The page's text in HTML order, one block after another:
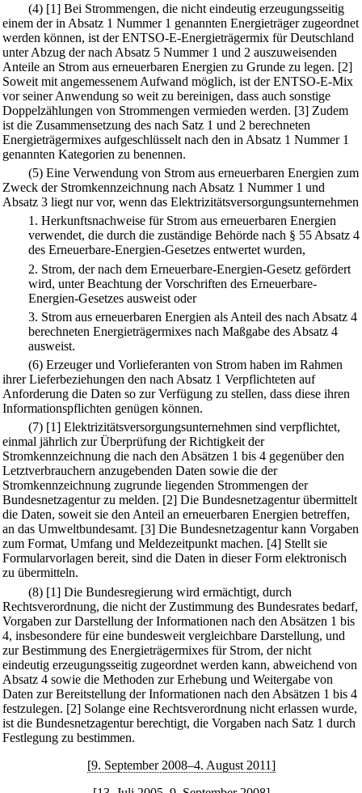
(4) [1] Bei Strommengen, die nicht eindeutig erzeugungsseitig
einem der in Absatz 1 Nummer 1 genannten Energieträger zugeordnet
werden können, ist der ENTSO-E-Energieträgermix für Deutschland
unter Abzug der nach Absatz 5 Nummer 1 und 2 auszuweisenden
Anteile an Strom aus erneuerbaren Energien zu Grunde zu legen. [2]
Soweit mit angemessenem Aufwand möglich, ist der ENTSO-E-Mix
vor seiner Anwendung so weit zu bereinigen, dass auch sonstige
Doppelzählungen von Strommengen vermieden werden. [3] Zudem
ist die Zusammensetzung des nach Satz 1 und 2 berechneten
Energieträgermixes aufgeschlüsselt nach den in Absatz 1 Nummer 1
genannten Kategorien zu benennen.
(5) Eine Verwendung von Strom aus erneuerbaren Energien zum
Zweck der Stromkennzeichnung nach Absatz 1 Nummer 1 und
Absatz 3 liegt nur vor, wenn das Elektrizitätsversorgungsunternehmen
1. Herkunftsnachweise für Strom aus erneuerbaren Energien
verwendet, die durch die zuständige Behörde nach § 55 Absatz 4
des Erneuerbare-Energien-Gesetzes entwertet wurden,
2. Strom, der nach dem Erneuerbare-Energien-Gesetz gefördert
wird, unter Beachtung der Vorschriften des Erneuerbare-
Energien-Gesetzes ausweist oder
3. Strom aus erneuerbaren Energien als Anteil des nach Absatz 4
berechneten Energieträgermixes nach Maßgabe des Absatz 4
ausweist.
(6) Erzeuger und Vorlieferanten von Strom haben im Rahmen
ihrer Lieferbeziehungen den nach Absatz 1 Verpflichteten auf
Anforderung die Daten so zur Verfügung zu stellen, dass diese ihren
Informationspflichten genügen können.
(7) [1] Elektrizitätsversorgungsunternehmen sind verpflichtet,
einmal jährlich zur Überprüfung der Richtigkeit der
Stromkennzeichnung die nach den Absätzen 1 bis 4 gegenüber den
Letztverbrauchern anzugebenden Daten sowie die der
Stromkennzeichnung zugrunde liegenden Strommengen der
Bundesnetzagentur zu melden. [2] Die Bundesnetzagentur übermittelt
die Daten, soweit sie den Anteil an erneuerbaren Energien betreffen,
an das Umweltbundesamt. [3] Die Bundesnetzagentur kann Vorgaben
zum Format, Umfang und Meldezeitpunkt machen. [4] Stellt sie
Formularvorlagen bereit, sind die Daten in dieser Form elektronisch
zu übermitteln.
(8) [1] Die Bundesregierung wird ermächtigt, durch
Rechtsverordnung, die nicht der Zustimmung des Bundesrates bedarf,
Vorgaben zur Darstellung der Informationen nach den Absätzen 1 bis
4, insbesondere für eine bundesweit vergleichbare Darstellung, und
zur Bestimmung des Energieträgermixes für Strom, der nicht
eindeutig erzeugungsseitig zugeordnet werden kann, abweichend von
Absatz 4 sowie die Methoden zur Erhebung und Weitergabe von
Daten zur Bereitstellung der Informationen nach den Absätzen 1 bis 4
festzulegen. [2] Solange eine Rechtsverordnung nicht erlassen wurde,
ist die Bundesnetzagentur berechtigt, die Vorgaben nach Satz 1 durch
Festlegung zu bestimmen.
[9. September 2008–4. August 2011]